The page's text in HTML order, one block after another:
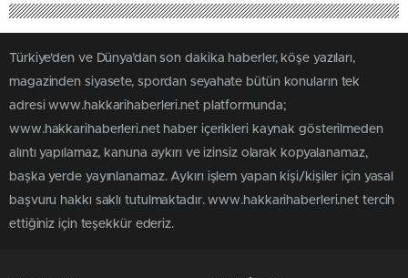
Türkiye'den ve Dünya’dan son dakika haberler, köşe yazıları,
magazinden siyasete, spordan seyahate bütün konuların tek
adresi www.hakkarihaberleri.net platformunda;
www.hakkarihaberleri.net haber içerikleri kaynak gösterilmeden
alıntı yapılamaz, kanuna aykırı ve izinsiz olarak kopyalanamaz,
başka yerde yayınlanamaz. Aykırı işlem yapan kişi/kişiler için yasal
başvuru hakkı saklı tutulmaktadır. www.hakkarihaberleri.net tercih
ettiğiniz için teşekkür ederiz.